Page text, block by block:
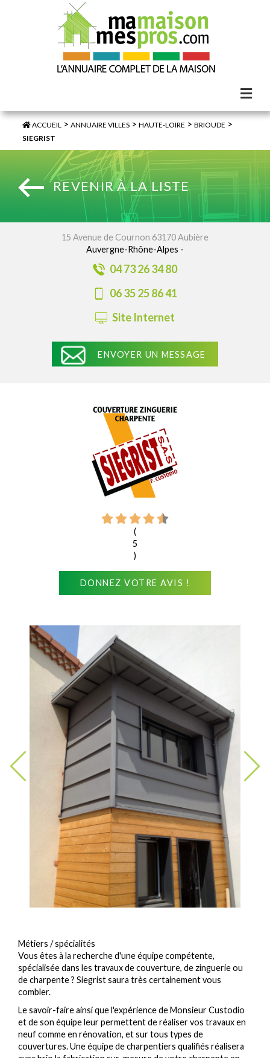
ACCUEIL >ANNUAIRE VILLES >HAUTE-LOIRE >BRIOUDE >
SIEGRIST
REVENIR À LA LISTE
15 Avenue de Cournon 63170 Aubière
Auvergne-Rhône-Alpes -
04 73 26 34 80
06 35 25 86 41
Site Internet
ENVOYER UN MESSAGE
(
5
)
DONNEZ VOTRE AVIS !
Métiers / spécialités
Vous êtes à la recherche d'une équipe compétente,
spécialisée dans les travaux de couverture, de zinguerie ou
de charpente ? Siegrist saura très certainement vous
combler.
Le savoir-faire ainsi que l'expérience de Monsieur Custodio
et de son équipe leur permettent de réaliser vos travaux en
neuf comme en rénovation, et sur tous types de
couvertures. Une équipe de charpentiers qualifiés réalisera